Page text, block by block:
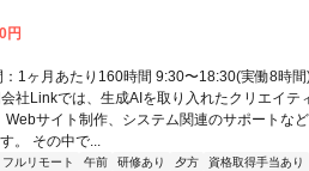
円
1ヶ月あたり160時間 9:30〜18:30(実働8時間
社Linkでは、生成AIを取り入れたクリエイテ
サイト制作、システム関連のサポートな
。 その中で...
フルリモート 午前 研修あり 夕方
資格取得手当あり